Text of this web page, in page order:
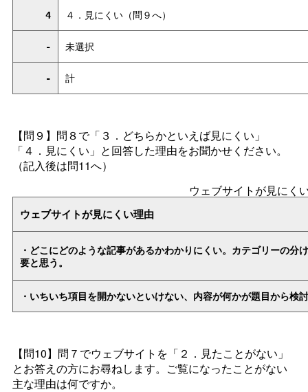
4 ４．見にくい（問９へ）
- 未選択
- 計
【問９】問８で「３．どちらかといえば見にくい」
「４．見にくい」と回答した理由をお聞かせください。
（記入後は問11へ）
ウェブサイトが見にく
ウェブサイトが見にくい理由
・どこにどのような記事があるかわかりにくい。カテゴリーの分
要と思う。
・いちいち項目を開かないといけない、内容が何かが題目から検
【問10】問７でウェブサイトを「２．見たことがない」
とお答えの方にお尋ねします。ご覧になったことがない
主な理由は何ですか。